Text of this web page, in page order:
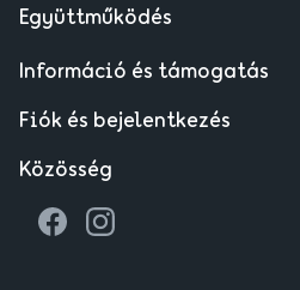
Együttműködés
Információ és támogatás
Fiók és bejelentkezés
Közösség